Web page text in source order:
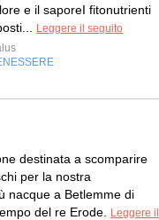
e il saporeI fitonutrienti
Leggere il seguito
destinata a scomparire
per la nostra
nacque a Betlemme di
del re Erode.
Leggere il